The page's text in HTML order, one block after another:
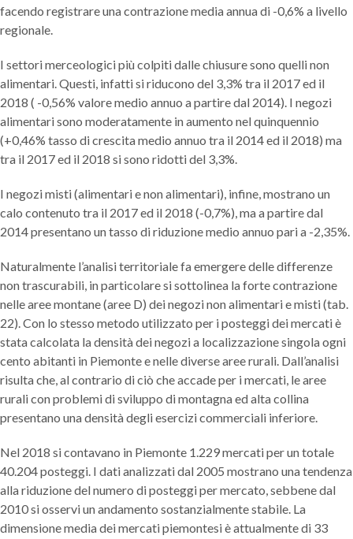
facendo registrare una contrazione media annua di -0,6% a livello
regionale.
I settori merceologici più colpiti dalle chiusure sono quelli non
alimentari. Questi, infatti si riducono del 3,3% tra il 2017 ed il
2018 ( -0,56% valore medio annuo a partire dal 2014). I negozi
alimentari sono moderatamente in aumento nel quinquennio
(+0,46% tasso di crescita medio annuo tra il 2014 ed il 2018) ma
tra il 2017 ed il 2018 si sono ridotti del 3,3%.
I negozi misti (alimentari e non alimentari), infine, mostrano un
calo contenuto tra il 2017 ed il 2018 (-0,7%), ma a partire dal
2014 presentano un tasso di riduzione medio annuo pari a -2,35%.
Naturalmente l’analisi territoriale fa emergere delle differenze
non trascurabili, in particolare si sottolinea la forte contrazione
nelle aree montane (aree D) dei negozi non alimentari e misti (tab.
22). Con lo stesso metodo utilizzato per i posteggi dei mercati è
stata calcolata la densità dei negozi a localizzazione singola ogni
cento abitanti in Piemonte e nelle diverse aree rurali. Dall’analisi
risulta che, al contrario di ciò che accade per i mercati, le aree
rurali con problemi di sviluppo di montagna ed alta collina
presentano una densità degli esercizi commerciali inferiore.
Nel 2018 si contavano in Piemonte 1.229 mercati per un totale
40.204 posteggi. I dati analizzati dal 2005 mostrano una tendenza
alla riduzione del numero di posteggi per mercato, sebbene dal
2010 si osservi un andamento sostanzialmente stabile. La
dimensione media dei mercati piemontesi è attualmente di 33